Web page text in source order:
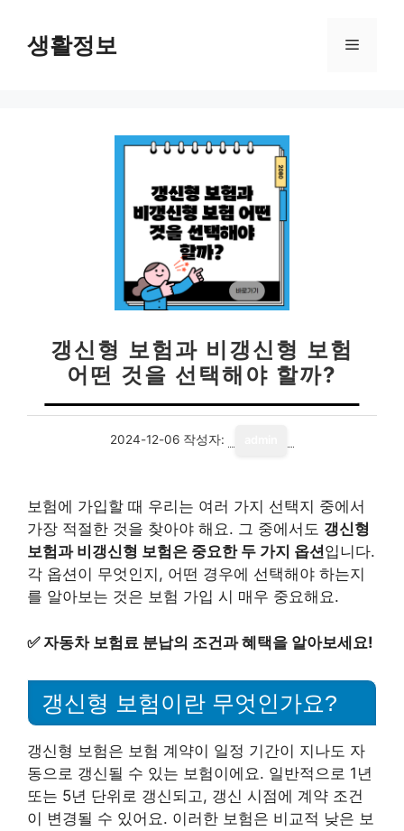
생활정보 메
갱신형 보험과 비갱신형 보험
어떤 것을 선택해야 할까?
2024-12-06 작성자:
보험에 가입할 때 우리는 여러 가지 선택지 중에서
가장 적절한 것을 찾아야 해요. 그 중에서도 갱신형
보험과 비갱신형 보험은 중요한 두 가지 옵션입니다.
각 옵션이 무엇인지, 어떤 경우에 선택해야 하는지
를 알아보는 것은 보험 가입 시 매우 중요해요.
✅ 자동차 보험료 분납의 조건과 혜택을 알아보세요!
갱신형 보험이란 무엇인가요?
갱신형 보험은 보험 계약이 일정 기간이 지나도 자
동으로 갱신될 수 있는 보험이에요. 일반적으로 1년
또는 5년 단위로 갱신되고, 갱신 시점에 계약 조건
이 변경될 수 있어요. 이러한 보험은 비교적 낮은 보